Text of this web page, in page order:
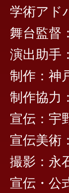
学術アド
舞台監督
演出助手
制作：神
制作協力
宣伝：宇
宣伝美術
撮影：永
宣伝・公